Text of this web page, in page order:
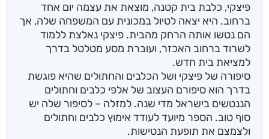
פיצקי, כלבת בית קטנה, מוצאת את עצמה יום אחד
ברחוב. היא יצאה לטיול במכונית עם המשפחה שלה, אך
הם נטשו אותה הרחק מהבית. פיצקי נאלצת ללמוד
לשרוד ברחוב האכזר, ועוברת מסע מטלטל בדרך
למציאת בית חדש.
סיפורה של פיצקי ושל הכלבים והחתולים שהיא פוגשת
בדרך הוא סיפורם העצוב של אלפי כלבים וחתולים
הננטשים בישראל מדי שנה. למזלה – לסיפור שלה יש
סוף טוב. הספר מיועד לעודד אימוץ כלבים וחתולים
ולצמצם את תופעת הנטישות.